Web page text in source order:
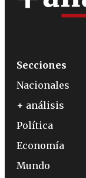
Secciones
Nacionales
+ análisis
Política
Economía
Mundo